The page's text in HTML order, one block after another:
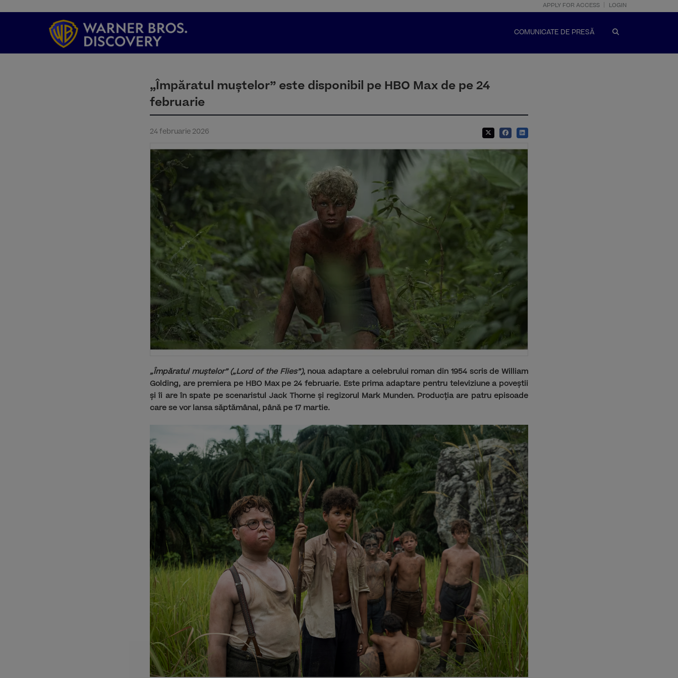
APPLY FOR ACCESS LOGIN
COMUNICATE DE PRESĂ
„Împăratul muștelor” este disponibil pe HBO Max de pe 24
februarie
24 februarie 2026
„Împăratul muștelor” („Lord of the Flies”), noua adaptare a celebrului roman din 1954 scris de William
Golding, are premiera pe HBO Max pe 24 februarie. Este prima adaptare pentru televiziune a poveștii
și îi are în spate pe scenaristul Jack Thorne și regizorul Mark Munden. Producția are patru episoade
care se vor lansa săptămânal, până pe 17 martie.